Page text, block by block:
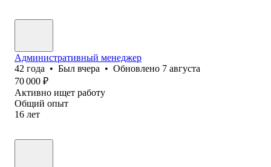
Административный менеджер
42 года • Был вчера • Обновлено 7 августа
70 000 ₽
Активно ищет работу
Общий опыт
16 лет